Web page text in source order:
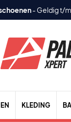
- Geldig t/
KLEDING